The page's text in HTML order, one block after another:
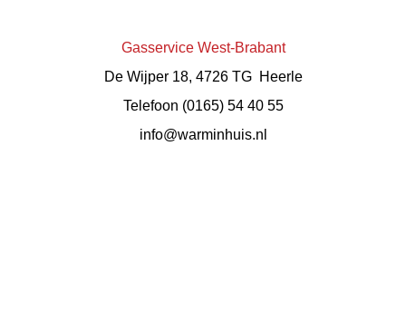
Gasservice West-Brabant
De Wijper 18, 4726 TG Heerle
Telefoon (0165) 54 40 55
info@warminhuis.nl